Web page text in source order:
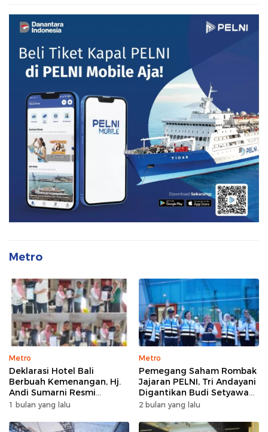
Metro
Metro
Deklarasi Hotel Bali
Berbuah Kemenangan, Hj.
Andi Sumarni Resmi
Nahkodai DPW FK PKBM
1 bulan yang lalu
Metro
Pemegang Saham Rombak
Jajaran PELNI, Tri Andayani
Digantikan Budi Setyawan
Wijaya sebagai Dirut
2 bulan yang lalu